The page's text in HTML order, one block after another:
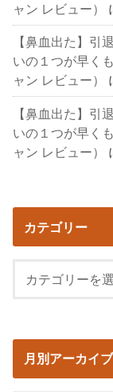
ャン レビュー）
【鼻血出た】引
いの１つが早く
ャン レビュー）
【鼻血出た】引
いの１つが早く
ャン レビュー）
カテゴリー
月別アーカイブ